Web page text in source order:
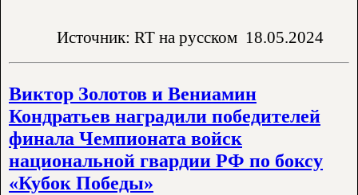
Источник: RT на русском 18.05.2024
Виктор Золотов и Вениамин
Кондратьев наградили победителей
финала Чемпионата войск
национальной гвардии РФ по боксу
«Кубок Победы»